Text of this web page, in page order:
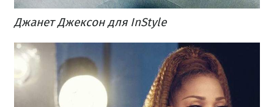
Джанет Джексон для InStyle